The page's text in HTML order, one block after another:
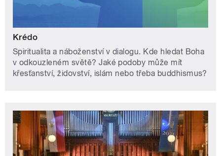
Krédo
Spiritualita a náboženství v dialogu. Kde hledat Boha
v odkouzleném světě? Jaké podoby může mít
křesťanství, židovství, islám nebo třeba buddhismus?